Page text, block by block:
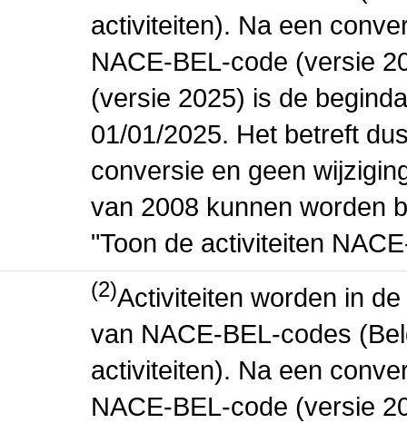
activiteiten). Na een
NACE-BEL-code (versie
(versie 2025) is de
01/01/2025. Het betreft
conversie en geen
van 2008 kunnen worden
"Toon de activiteiten
(2)Activiteiten worden in
van NACE-BEL-codes
activiteiten). Na een
NACE-BEL-code (versie